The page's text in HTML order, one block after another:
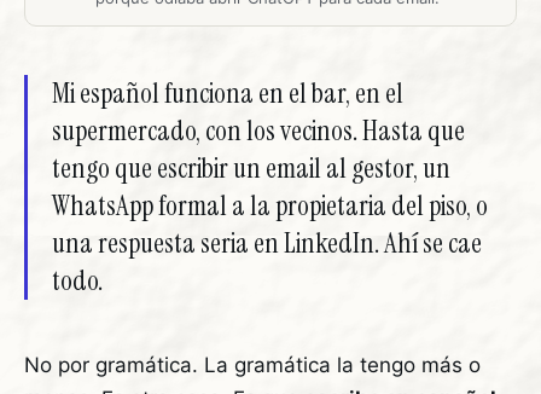
Mi español funciona en el bar, en el
supermercado, con los vecinos. Hasta que
tengo que escribir un email al gestor, un
WhatsApp formal a la propietaria del piso, o
una respuesta seria en LinkedIn. Ahí se cae
todo.
No por gramática. La gramática la tengo más o